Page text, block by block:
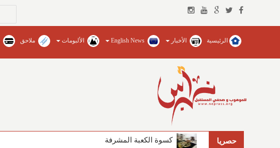
الرئيسية الأخبار English News الألبومات ملاحق
حصريا كسوة الكعبة المشرفة
الفيصل يضخ المياه العذبة ويؤسس للجامعات في